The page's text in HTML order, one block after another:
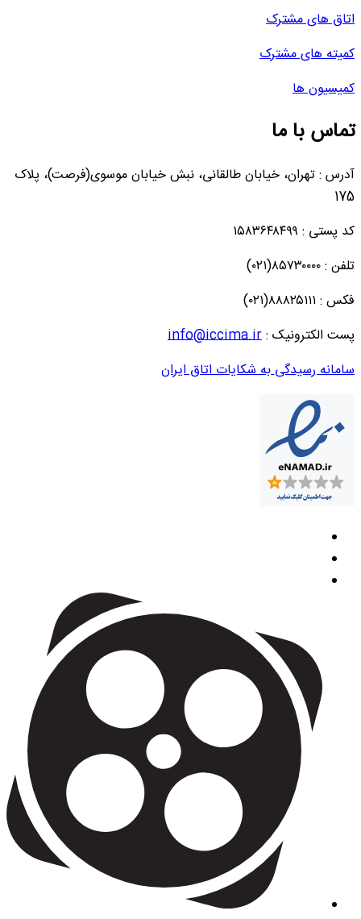
اتاق های مشترک
کمیته های مشترک
کمیسیون ها
تماس با ما
آدرس : تهران، خیابان طالقانی، نبش خیابان موسوی(فرصت)، پلاک
175
کد پستی : ۱۵۸۳۶۴۸۴۹۹
تلفن : ۸۵۷۳۰۰۰۰(۰۲۱)
فکس : ۸۸۸۲۵۱۱۱(۰۲۱)
پست الکترونیک :info@iccima.ir
سامانه رسیدگی به شکایات اتاق ایران